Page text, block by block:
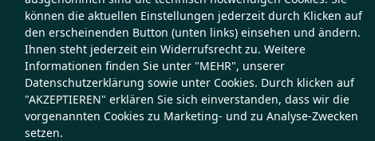
können die aktuellen Einstellungen jederzeit durch Klicken auf
den erscheinenden Button (unten links) einsehen und ändern.
Ihnen steht jederzeit ein Widerrufsrecht zu. Weitere
Informationen finden Sie unter "MEHR", unserer
Datenschutzerklärung sowie unter Cookies. Durch klicken auf
"AKZEPTIEREN" erklären Sie sich einverstanden, dass wir die
vorgenannten Cookies zu Marketing- und zu Analyse-Zwecken
setzen.